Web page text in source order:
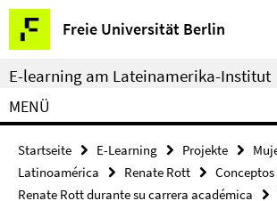
Springe
direkt
zu
Inhalt
Freie Universität Berlin
Service-
Navigation
E-learning am Lateinamerika-Institut
MENÜ
Startseite E-Learning Projekte
Latinoamérica
Renate Rott
Renate Rott durante su carrera académica